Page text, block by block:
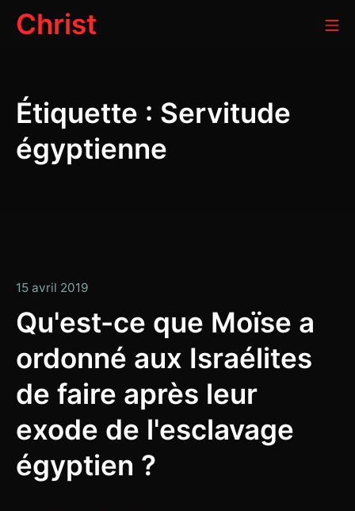
AllerChrist
Étiquette : Servitude
égyptienne
15 avril 2019
2019
Qu'est-ce que Moïse a
ordonné aux Israélites
de faire après leur
exode de l'esclavage
égyptien ?